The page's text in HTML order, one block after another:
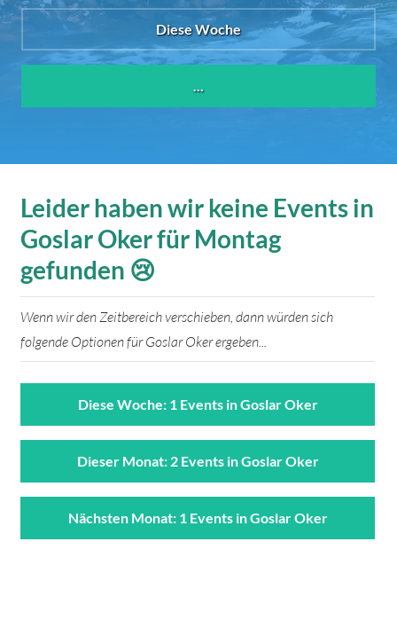
Diese Woche
Leider haben wir keine Events in
Goslar Oker für Montag
gefunden 😢
Wenn wir den Zeitbereich verschieben, dann würden sich
folgende Optionen für Goslar Oker ergeben...
Diese Woche: 1 Events in Goslar Oker
Dieser Monat: 2 Events in Goslar Oker
Nächsten Monat: 1 Events in Goslar Oker